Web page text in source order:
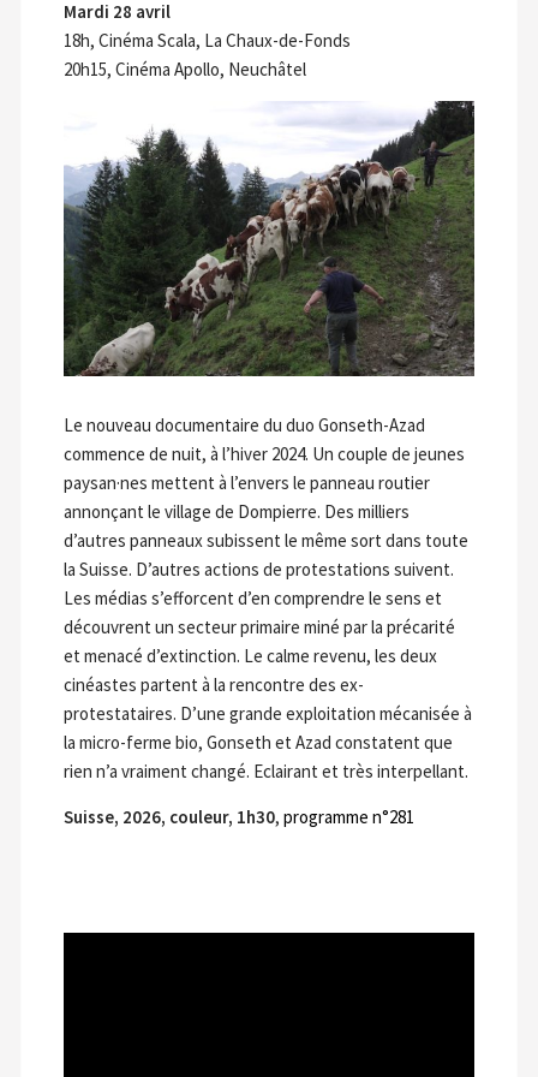
Mardi 28 avril
18h, Cinéma Scala, La Chaux-de-Fonds
20h15, Cinéma Apollo, Neuchâtel
Le nouveau documentaire du duo Gonseth-Azad
commence de nuit, à l’hiver 2024. Un couple de jeunes
paysan·nes mettent à l’envers le panneau routier
annonçant le village de Dompierre. Des milliers
d’autres panneaux subissent le même sort dans toute
la Suisse. D’autres actions de protestations suivent.
Les médias s’efforcent d’en comprendre le sens et
découvrent un secteur primaire miné par la précarité
et menacé d’extinction. Le calme revenu, les deux
cinéastes partent à la rencontre des ex-
protestataires. D’une grande exploitation mécanisée à
la micro-ferme bio, Gonseth et Azad constatent que
rien n’a vraiment changé. Eclairant et très interpellant.
Suisse, 2026, couleur, 1h30, programme n°281